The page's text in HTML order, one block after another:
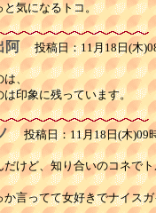
気になるトコ。
阿 投稿日：11月18日(木
は、
印象に残っています。
投稿日：11月18日(木)09
けど、知り合いのコネで
言ってて女好きでナイス